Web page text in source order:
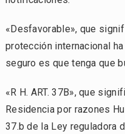
«Desfavorable», que
protección internacional
seguro es que tenga que
«R H. ART. 37B», que
Residencia por razones
37.b de la Ley reguladora